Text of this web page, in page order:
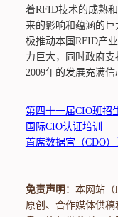
着RFID技术的成熟
来的影响和蕴涵的
极推动本国RFID产
力巨大，同时政府
2009年的发展充满信
第四十一届CIO班招
国际CIO认证培训
首席数据官（CDO）
免责声明 ：本网站（
原创、合作媒体供